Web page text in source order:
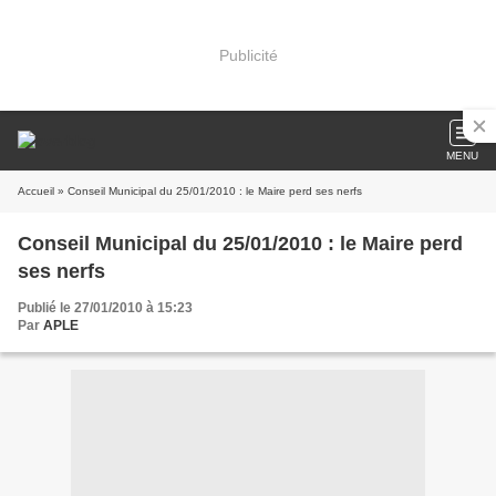
Publicité
MENU
Accueil » Conseil Municipal du 25/01/2010 : le Maire perd ses nerfs
Conseil Municipal du 25/01/2010 : le Maire perd
ses nerfs
Publié le 27/01/2010 à 15:23
Par APLE